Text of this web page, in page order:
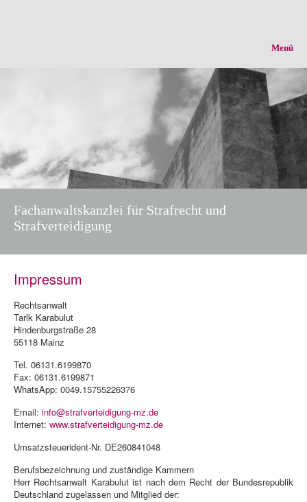
Menü
Fachanwaltskanzlei für Strafrecht und
Strafverteidigung
Impressum
Rechtsanwalt
Tarlk Karabulut
Hindenburgstraße 28
55118 Mainz
Tel. 06131.6199870
Fax: 06131.6199871
WhatsApp: 0049.15755226376
Email: info@strafverteidigung-mz.de
Internet: www.strafverteidigung-mz.de
Umsatzsteuerident-Nr. DE260841048
Berufsbezeichnung und zuständige Kammern
Herr Rechtsanwalt Karabulut ist nach dem Recht der Bundesrepublik
Deutschland zugelassen und Mitglied der: